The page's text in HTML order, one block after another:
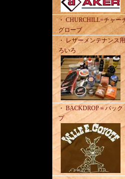
・ CHURCHILL=チャー
グローブ
・ レザーメンテナンス
ろいろ
・ BACKDROP＝バック
プ